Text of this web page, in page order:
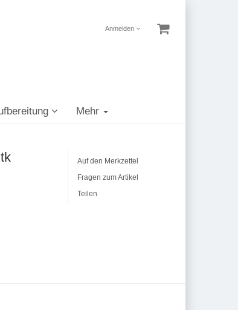
Anmelden
Mehr
Auf den Merkzettel
Fragen zum Artikel
Teilen